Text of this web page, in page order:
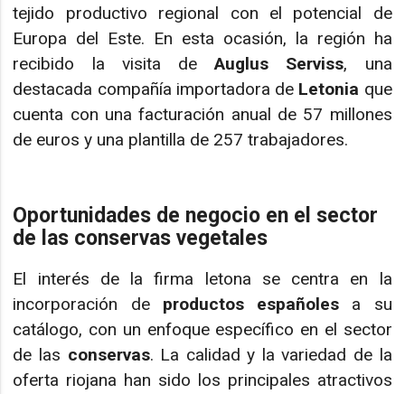
tejido productivo regional con el potencial de
Europa del Este. En esta ocasión, la región ha
recibido la visita deAuglus Serviss, una
destacada compañía importadora de Letonia que
cuenta con una facturación anual de 57 millones
de euros y una plantilla de 257 trabajadores.
Oportunidades de negocio en el sector
de las conservas vegetales
El interés de la firma letona se centra en la
incorporación de productos españoles a su
catálogo, con un enfoque específico en el sector
de las conservas. La calidad y la variedad de la
oferta riojana han sido los principales atractivos